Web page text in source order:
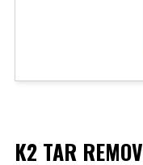
K2 TAR